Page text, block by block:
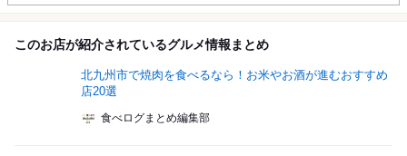
このお店が紹介されているグルメ情報まとめ
北九州市で焼肉を食べるなら！お米やお酒が進むおすすめ
店20選
食べログまとめ編集部